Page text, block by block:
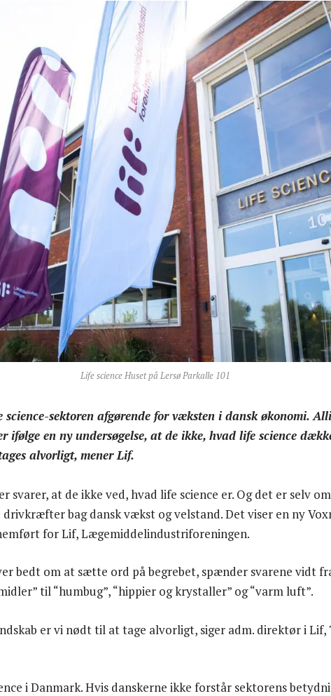
Life science Huset på Lersø Parkalle 101
sektoren afgørende for væksten i dansk økonomi.
ifølge en ny undersøgelse, at de ikke, hvad life science
alvorligt, mener Lif.
svarer, at de ikke ved, hvad life science er. Og det er selv
bag dansk vækst og velstand. Det viser en ny
for Lif, Lægemiddelindustriforeningen.
bedt om at sætte ord på begrebet, spænder svarene vidt
til “humbug”, “hippier og krystaller” og “varm luft”.
er vi nødt til at tage alvorligt, siger adm. direktør i Lif,
i Danmark. Hvis danskerne ikke forstår sektorens